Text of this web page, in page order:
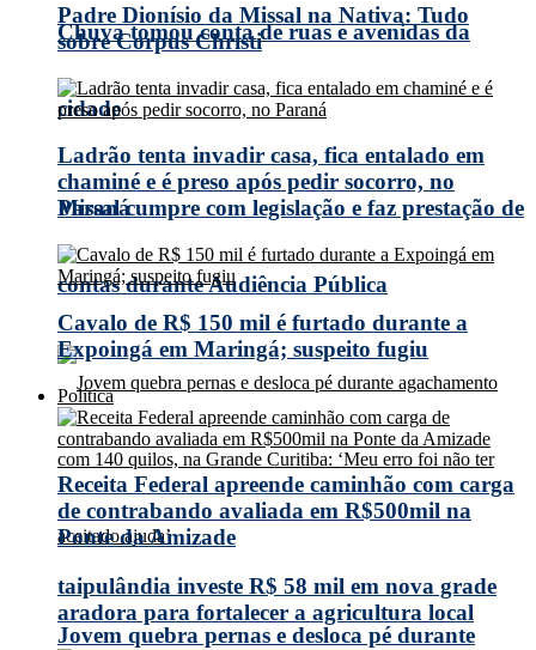
Chuva tomou conta de ruas e avenidas da
cidade
Missal cumpre com legislação e faz prestação de
contas durante Audiência Pública
Jovem quebra pernas e desloca pé durante
Padre Dionísio da Missal na Nativa: Tudo
sobre Corpus Christi
Ladrão tenta invadir casa, fica entalado em
chaminé e é preso após pedir socorro, no
Paraná
Cavalo de R$ 150 mil é furtado durante a
Expoingá em Maringá; suspeito fugiu
Política
Receita Federal apreende caminhão com carga
de contrabando avaliada em R$500mil na
Ponte da Amizade
taipulândia investe R$ 58 mil em nova grade
aradora para fortalecer a agricultura local